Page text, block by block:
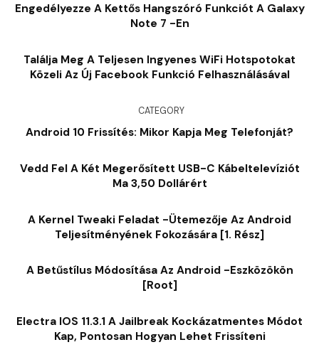
Engedélyezze A Kettős Hangszóró Funkciót A Galaxy
Note 7 -en
Találja Meg A Teljesen Ingyenes WiFi Hotspotokat
Közeli Az Új Facebook Funkció Felhasználásával
CATEGORY
Android 10 Frissítés: Mikor Kapja Meg Telefonját?
Vedd Fel A Két Megerősített USB-C Kábeltelevíziót
Ma 3,50 Dollárért
A Kernel Tweaki Feladat -ütemezője Az Android
Teljesítményének Fokozására [1. Rész]
A Betűstílus Módosítása Az Android -eszközökön
[root]
Electra IOS 11.3.1 A Jailbreak Kockázatmentes Módot
Kap, Pontosan Hogyan Lehet Frissíteni